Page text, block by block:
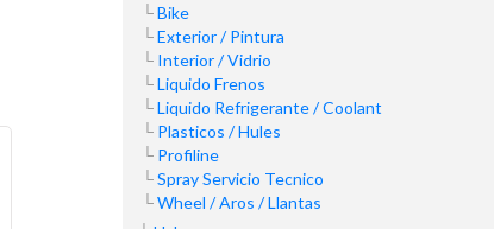
Bike
Exterior / Pintura
Interior / Vidrio
Liquido Frenos
Liquido Refrigerante / Coolant
Plasticos / Hules
Profiline
Spray Servicio Tecnico
Wheel / Aros / Llantas